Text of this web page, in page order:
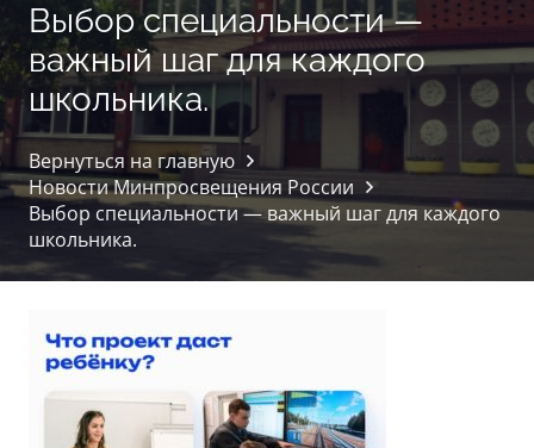
Выбор специальности —
важный шаг для каждого
школьника.
Вернуться на главную
Новости Минпросвещения России
Выбор специальности — важный шаг для каждого
школьника.